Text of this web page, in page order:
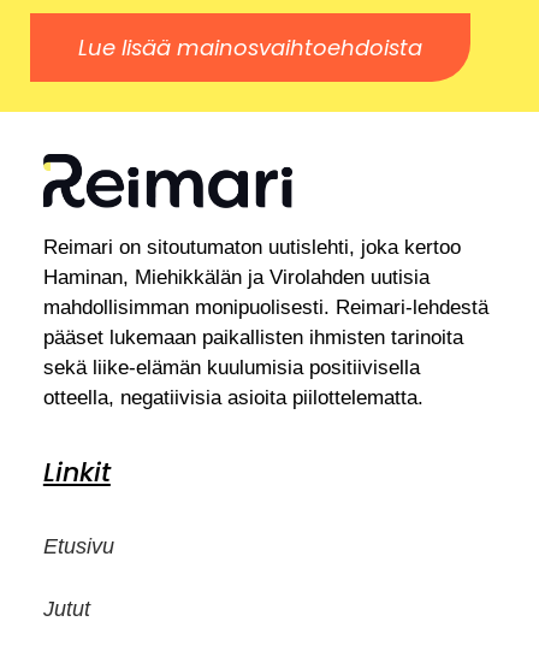
Lue lisää mainosvaihtoehdoista
Reimari on sitoutumaton uutislehti, joka kertoo
Haminan, Miehikkälän ja Virolahden uutisia
mahdollisimman monipuolisesti. Reimari-lehdestä
pääset lukemaan paikallisten ihmisten tarinoita
sekä liike-elämän kuulumisia positiivisella
otteella, negatiivisia asioita piilottelematta.
Linkit
Etusivu
Jutut